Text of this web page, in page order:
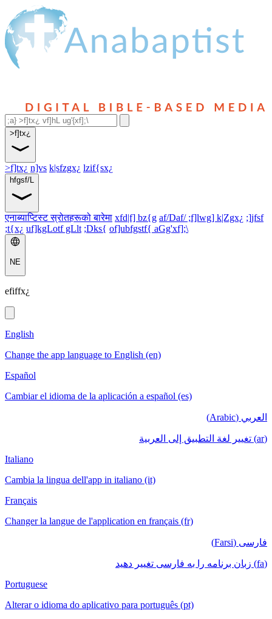
>f]tx¿
>f]tx¿ n]vs k|sfzgx¿ lzif{sx¿
hfgsf/L
एनाब्याप्टिस्ट स्रोतहरूको बारेमा xfd|f] bz{g af/Daf/ ;f]lwg] k|Zgx¿ ;]jfsf
;t{x¿ uf]kgLotf gLlt ;Dks{ of]ubfgstf{ aGg'xf];\
NE
efiffx¿
English
Change the app language to English (en)
Español
Cambiar el idioma de la aplicación a español (es)
العربي (Arabic)
(ar) تغيير لغة التطبيق إلى العربية
Italiano
Cambia la lingua dell'app in italiano (it)
Français
Changer la langue de l'application en français (fr)
فارسی (Farsi)
(fa) زبان برنامه را به فارسی تغییر دهید
Portuguese
Alterar o idioma do aplicativo para português (pt)